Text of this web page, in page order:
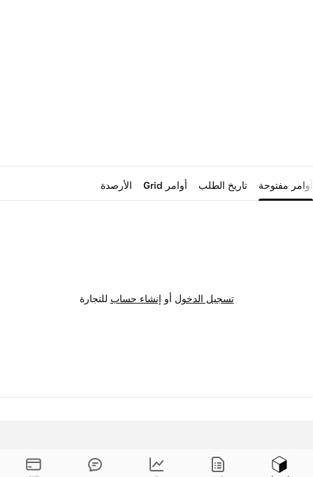
أوامر مفتوحة تاريخ الطلب أوامر Grid الأرصدة
تسجيل الدخول أو إنشاء حساب للتجارة